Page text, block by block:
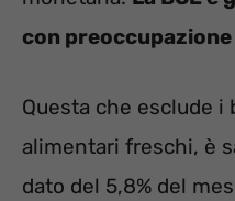
con
Questa che esclude
alimentari freschi, è
dato del 5,8% del